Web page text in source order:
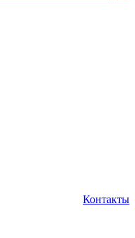
Контакты